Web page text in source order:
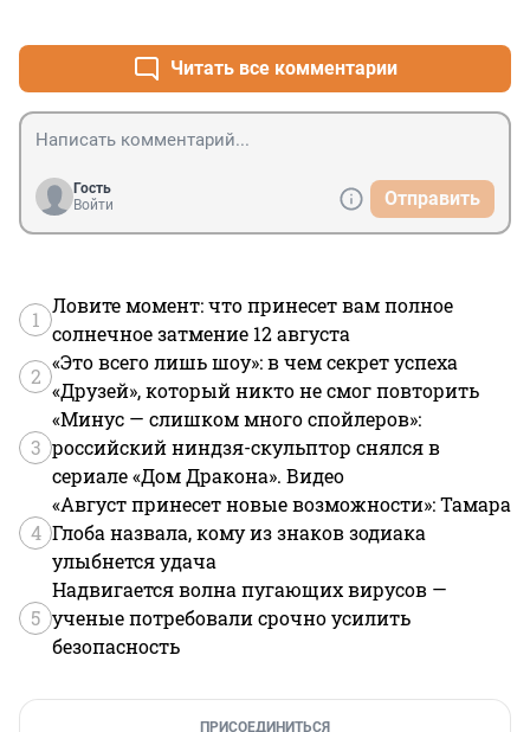
Читать все комментарии
Гость
Войти
Отправить
1
Ловите момент: что принесет вам полное
солнечное затмение 12 августа
2
«Это всего лишь шоу»: в чем секрет успеха
«Друзей», который никто не смог повторить
3
«Минус — слишком много спойлеров»:
российский ниндзя-скульптор снялся в
сериале «Дом Дракона». Видео
4
«Август принесет новые возможности»: Тамара
Глоба назвала, кому из знаков зодиака
улыбнется удача
5
Надвигается волна пугающих вирусов —
ученые потребовали срочно усилить
безопасность
ПРИСОЕДИНИТЬСЯ